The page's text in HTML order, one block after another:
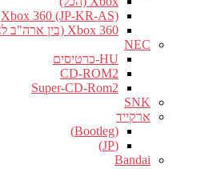
Xbox 360 (JP-KR-AS)
Xbox 360 (בין ארה"ב לאיחוד אירופי)
NEC
HU-כרטיסים
CD-ROM2
Super-CD-Rom2
SNK
ארקייד
(Bootleg)
(JP)
Bandai